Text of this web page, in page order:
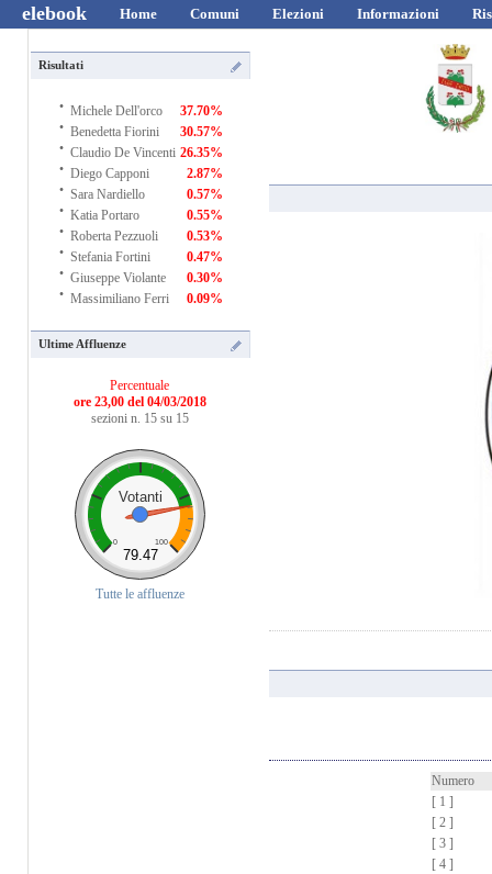
elebook Home Comuni Elezioni Informazioni
Risultati
· Michele Dell'orco 37.70%
· Benedetta Fiorini 30.57%
· Claudio De Vincenti 26.35%
· Diego Capponi 2.87%
· Sara Nardiello 0.57%
· Katia Portaro 0.55%
· Roberta Pezzuoli 0.53%
· Stefania Fortini 0.47%
· Giuseppe Violante 0.30%
· Massimiliano Ferri 0.09%
Ultime Affluenze
Percentuale
ore 23,00 del 04/03/2018
sezioni n. 15 su 15
Votanti
0 100
79.47
Tutte le affluenze
Numero
[ 1 ]
[ 2 ]
[ 3 ]
[ 4 ]